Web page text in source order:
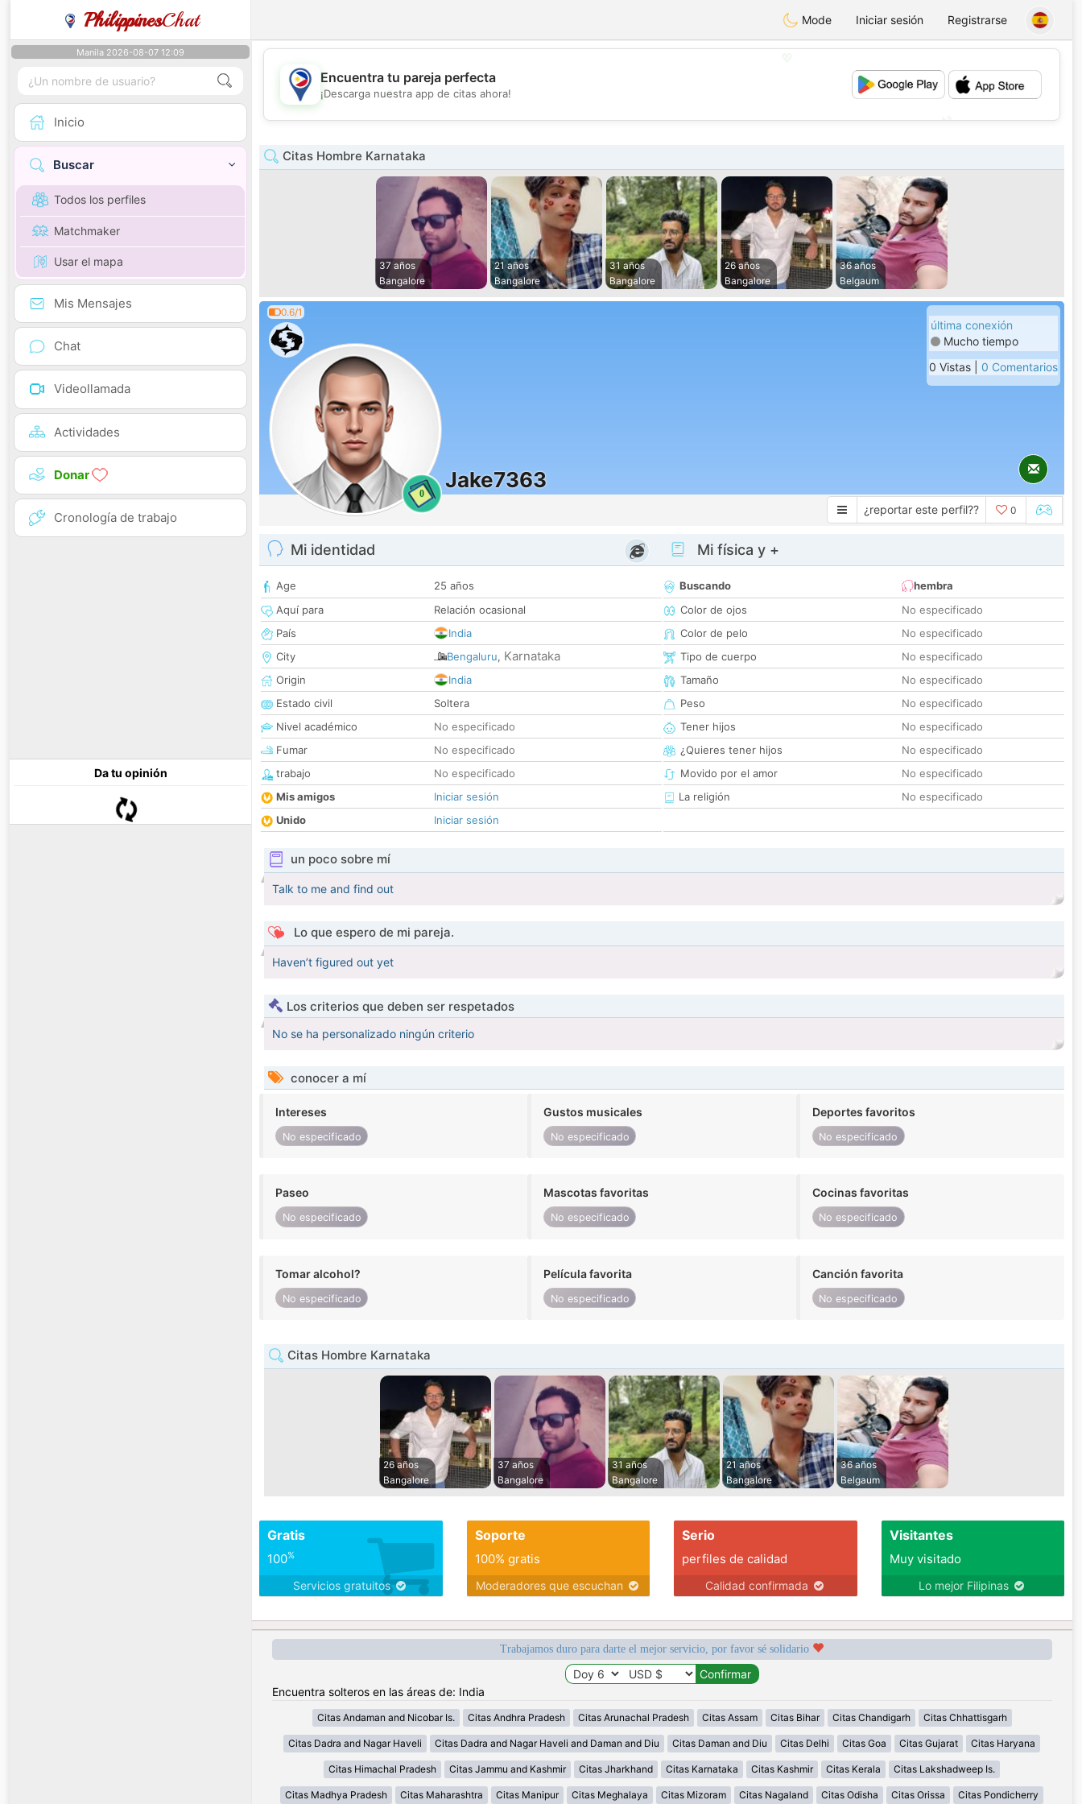
PhilippinesChat Mode Iniciar sesión Registrarse
Manila 2026-08-07 12:09
Inicio
Buscar
Todos los perfiles
Matchmaker
Usar el mapa
Mis Mensajes
Chat
Videollamada
Actividades
Donar
Cronología de trabajo
Da tu opinión
💕
Encuentra tu pareja perfecta
¡Descarga nuestra app de citas ahora!
Citas Hombre Karnataka
37 años
Bangalore
21 años
Bangalore
31 años
Bangalore
26 años
Bangalore
36 años
Belgaum
0.6/1
0
Jake7363
última conexión
Mucho tiempo
0 Vistas | 0 Comentarios
¿reportar este perfil?? 0
Mi identidad
Age
25 años
Aquí para
Relación ocasional
País
India
City
Bengaluru, Karnataka
Origin
India
Estado civil
Soltera
Nivel académico
No especificado
Fumar
No especificado
trabajo
No especificado
Mis amigos
Iniciar sesión
Unido
Iniciar sesión
Mi física y +
Buscando
hembra
Color de ojos
No especificado
Color de pelo
No especificado
Tipo de cuerpo
No especificado
Tamaño
No especificado
Peso
No especificado
Tener hijos
No especificado
¿Quieres tener hijos
No especificado
Movido por el amor
No especificado
La religión
No especificado
un poco sobre mí
Talk to me and find out
Lo que espero de mi pareja.
Haven’t figured out yet
Los criterios que deben ser respetados
No se ha personalizado ningún criterio
conocer a mí
Intereses
No especificado
Gustos musicales
No especificado
Deportes favoritos
No especificado
Paseo
No especificado
Mascotas favoritas
No especificado
Cocinas favoritas
No especificado
Tomar alcohol?
No especificado
Película favorita
No especificado
Canción favorita
No especificado
Citas Hombre Karnataka
26 años
Bangalore
37 años
Bangalore
31 años
Bangalore
21 años
Bangalore
36 años
Belgaum
Gratis
100%
Servicios gratuitos
Soporte
100% gratis
Moderadores que escuchan
Serio
perfiles de calidad
Calidad confirmada
Visitantes
Muy visitado
Lo mejor Filipinas
Trabajamos duro para darte el mejor servicio, por favor sé solidario
Encuentra solteros en las áreas de: India
Citas Andaman and Nicobar Is. Citas Andhra Pradesh Citas Arunachal Pradesh Citas Assam Citas Bihar Citas Chandigarh Citas Chhattisgarh
Citas Dadra and Nagar Haveli Citas Dadra and Nagar Haveli and Daman and Diu Citas Daman and Diu Citas Delhi Citas Goa Citas Gujarat Citas Haryana
Citas Himachal Pradesh Citas Jammu and Kashmir Citas Jharkhand Citas Karnataka Citas Kashmir Citas Kerala Citas Lakshadweep Is.
Citas Madhya Pradesh Citas Maharashtra Citas Manipur Citas Meghalaya Citas Mizoram Citas Nagaland Citas Odisha Citas Orissa Citas Pondicherry